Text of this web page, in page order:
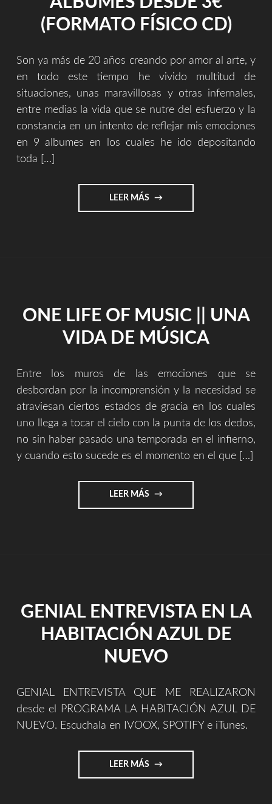
(FORMATO FÍSICO CD)
Son ya más de 20 años creando por amor al arte, y
en todo este tiempo he vivido multitud de
situaciones, unas maravillosas y otras infernales,
entre medias la vida que se nutre del esfuerzo y la
constancia en un intento de reflejar mis emociones
en 9 albumes en los cuales he ido depositando
toda […]
LEER MÁS "ALBUMES
DESDE
ONE LIFE OF MUSIC || UNA
VIDA DE MÚSICA
Entre los muros de las emociones que se
desbordan por la incomprensión y la necesidad se
atraviesan ciertos estados de gracia en los cuales
uno llega a tocar el cielo con la punta de los dedos,
no sin haber pasado una temporada en el infierno,
y cuando esto sucede es el momento en el que […]
LEER MÁS "ONE
LIFE
GENIAL ENTREVISTA EN LA
HABITACIÓN AZUL DE
NUEVO
GENIAL ENTREVISTA QUE ME REALIZARON
desde el PROGRAMA LA HABITACIÓN AZUL DE
NUEVO. Escuchala en IVOOX, SPOTIFY e iTunes.
LEER MÁS "GENIAL
ENTREVISTA